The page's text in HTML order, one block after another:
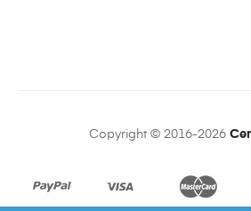
Copyright © 2016-2026